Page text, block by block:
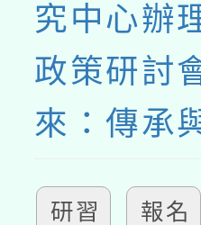
究中心辦
政策研討
來：傳承
研習 報名